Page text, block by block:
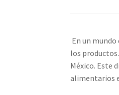
En un
los
México. Este
alimentarios